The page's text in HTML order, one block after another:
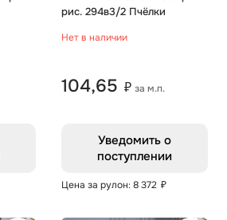
рис. 294в3/2 Пчёлки
Нет в наличии
104,65 ₽ за м.п.
Уведомить о
поступлении
Цена за рулон: 8 372 ₽